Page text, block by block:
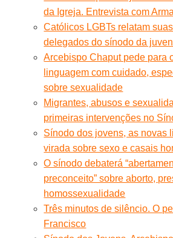
da Igreja. Entrevista com
Católicos LGBTs relatam
delegados do sínodo da
Arcebispo Chaput pede para
linguagem com cuidado,
sobre sexualidade
Migrantes, abusos e
primeiras intervenções no
Sínodo dos jovens, as novas
virada sobre sexo e casais
O sínodo debaterá
preconceito” sobre aborto,
homossexualidade
Três minutos de silêncio. O
Francisco